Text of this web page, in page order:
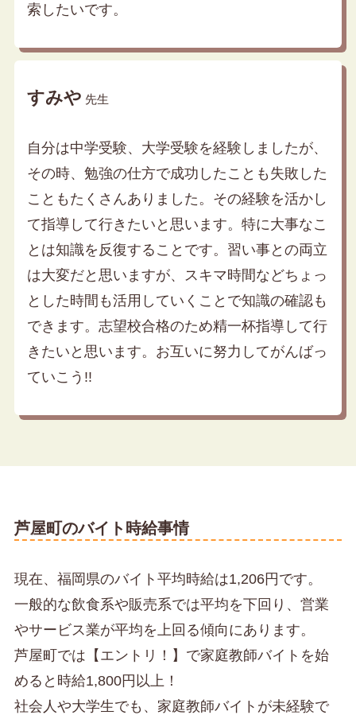
索したいです。
すみや 先生
自分は中学受験、大学受験を経験しましたが、
その時、勉強の仕方で成功したことも失敗した
こともたくさんありました。その経験を活かし
て指導して行きたいと思います。特に大事なこ
とは知識を反復することです。習い事との両立
は大変だと思いますが、スキマ時間などちょっ
とした時間も活用していくことで知識の確認も
できます。志望校合格のため精一杯指導して行
きたいと思います。お互いに努力してがんばっ
ていこう!!
芦屋町のバイト時給事情
現在、福岡県のバイト平均時給は1,206円です。
一般的な飲食系や販売系では平均を下回り、営業
やサービス業が平均を上回る傾向にあります。
芦屋町では【エントリ！】で家庭教師バイトを始
めると時給1,800円以上！
社会人や大学生でも、家庭教師バイトが未経験で